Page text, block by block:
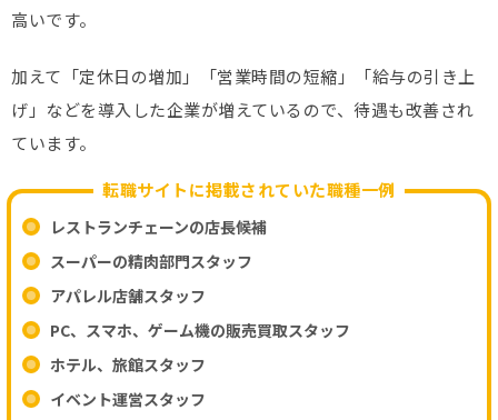
高いです。
加えて「定休日の増加」「営業時間の短縮」「給与の引き上
げ」などを導入した企業が増えているので、待遇も改善され
ています。
転職サイトに掲載されていた職種一例
レストランチェーンの店長候補
スーパーの精肉部門スタッフ
アパレル店舗スタッフ
PC、スマホ、ゲーム機の販売買取スタッフ
ホテル、旅館スタッフ
イベント運営スタッフ